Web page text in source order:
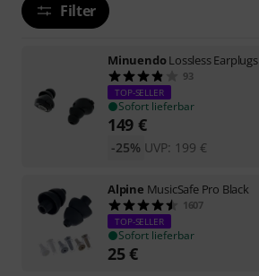
Filter
MinuendoLossless Earplugs
93
TOP-SELLER
Sofort lieferbar
149 €
UVP: 199 €
-25%
Alpine MusicSafe Pro Black
1607
TOP-SELLER
Sofort lieferbar
25€